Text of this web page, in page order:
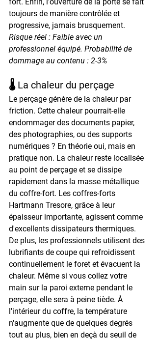
toujours de manière contrôlée et
progressive, jamais brusquement.
Risque réel : Faible avec un
professionnel équipé. Probabilité de
dommage au contenu : 2-3%
🌡️ La chaleur du perçage
Le perçage génère de la chaleur par
friction. Cette chaleur pourrait-elle
endommager des documents papier,
des photographies, ou des supports
numériques ? En théorie oui, mais en
pratique non. La chaleur reste localisée
au point de perçage et se dissipe
rapidement dans la masse métallique
du coffre-fort. Les coffres-forts
Hartmann Tresore, grâce à leur
épaisseur importante, agissent comme
d'excellents dissipateurs thermiques.
De plus, les professionnels utilisent des
lubrifiants de coupe qui refroidissent
continuellement le foret et évacuent la
chaleur. Même si vous collez votre
main sur la paroi externe pendant le
perçage, elle sera à peine tiède. À
l'intérieur du coffre, la température
n'augmente que de quelques degrés
tout au plus, bien en deçà du seuil de